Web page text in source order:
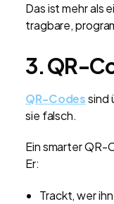
Das ist mehr als
tragbare,
3. QR-
QR-Codessind
sie falsch.
Ein smarter QR-
Er:
Trackt, wer